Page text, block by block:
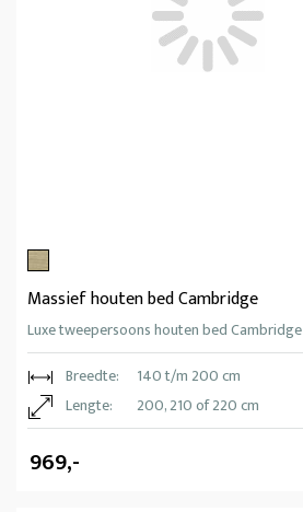
Massief houten bed Cambridge
Luxe tweepersoons houten bed Cambridge
Breedte:
140 t/m 200 cm
Lengte:
200, 210 of 220 cm
969,-